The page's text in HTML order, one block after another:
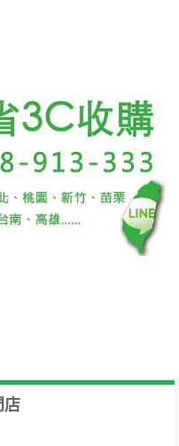
店